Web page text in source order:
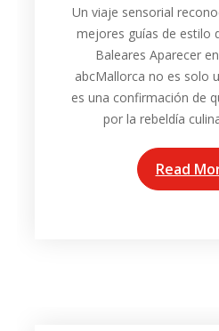
Un viaje sensorial
mejores guías de estilo
Baleares Aparecer
abcMallorca no es solo
es una confirmación de
por la rebeldía
Read